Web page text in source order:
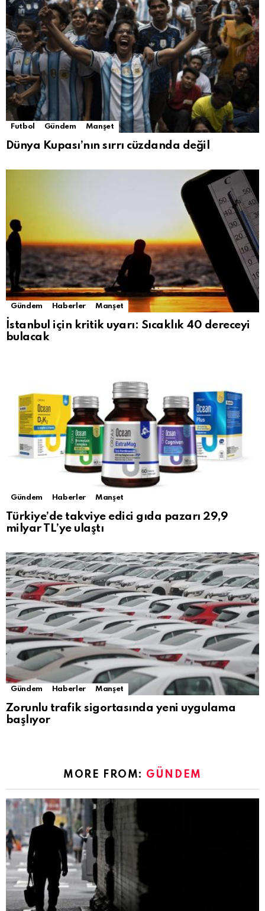
Futbol Gündem Manşet
Dünya Kupası’nın sırrı cüzdanda değil
Gündem Haberler Manşet
İstanbul için kritik uyarı: Sıcaklık 40 dereceyi
bulacak
Gündem Haberler Manşet
Türkiye’de takviye edici gıda pazarı 29,9
milyar TL’ye ulaştı
Gündem Haberler Manşet
Zorunlu trafik sigortasında yeni uygulama
başlıyor
MORE FROM: GÜNDEM